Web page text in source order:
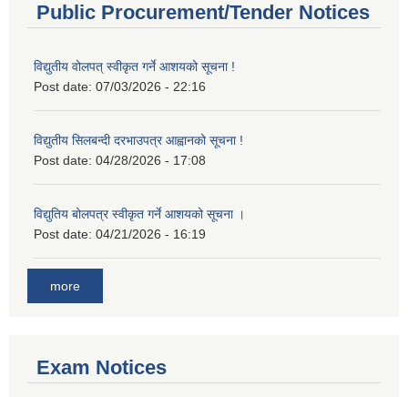
Public Procurement/Tender Notices
विद्युतीय वोलपत् स्वीकृत गर्ने आशयको सूचना !
Post date: 07/03/2026 - 22:16
विद्युतीय सिलबन्दी दरभाउपत्र आह्वानको सूचना !
Post date: 04/28/2026 - 17:08
विद्युतिय बोलपत्र स्वीकृत गर्ने आशयको सूचना ।
Post date: 04/21/2026 - 16:19
more
Exam Notices